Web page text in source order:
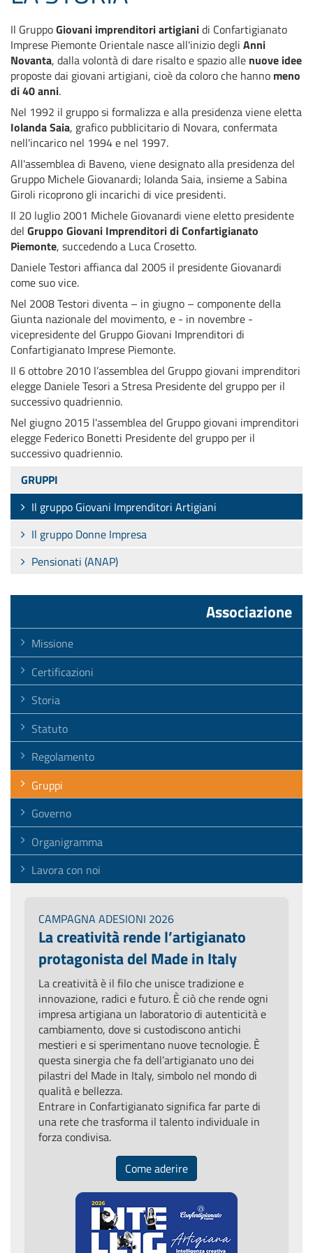
Il GruppoGiovani imprenditori artigianidi Confartigianato
Imprese Piemonte Orientale nasce all'inizio degli Anni
Novanta, dalla volontà di dare risalto e spazio alle nuove idee
proposte dai giovani artigiani, cioè da coloro che hanno meno
di 40 anni.
Nel 1992 il gruppo si formalizza e alla presidenza viene eletta
Iolanda Saia, grafico pubblicitario di Novara, confermata
nell'incarico nel 1994 e nel 1997.
All'assemblea di Baveno, viene designato alla presidenza del
Gruppo Michele Giovanardi; Iolanda Saia, insieme a Sabina
Giroli ricoprono gli incarichi di vice presidenti.
Il 20 luglio 2001 Michele Giovanardi viene eletto presidente
del Gruppo Giovani Imprenditori di Confartigianato
Piemonte, succedendo a Luca Crosetto.
Daniele Testori affianca dal 2005 il presidente Giovanardi
come suo vice.
Nel 2008 Testori diventa – in giugno – componente della
Giunta nazionale del movimento, e - in novembre -
vicepresidente del Gruppo Giovani Imprenditori di
Confartigianato Imprese Piemonte.
Il 6 ottobre 2010 l’assemblea del Gruppo giovani imprenditori
elegge Daniele Tesori a Stresa Presidente del gruppo per il
successivo quadriennio.
Nel giugno 2015 l'assemblea del Gruppo giovani imprenditori
elegge Federico Bonetti Presidente del gruppo per il
successivo quadriennio.
GRUPPI
Il gruppo Giovani Imprenditori Artigiani
Il gruppo Donne Impresa
Pensionati (ANAP)
Associazione
Missione
Certificazioni
Storia
Statuto
Regolamento
Gruppi
Governo
Organigramma
Lavora con noi
CAMPAGNA ADESIONI 2026
La creatività rende l’artigianato
protagonista del Made in Italy
La creatività è il filo che unisce tradizione e
innovazione, radici e futuro. È ciò che rende ogni
impresa artigiana un laboratorio di autenticità e
cambiamento, dove si custodiscono antichi
mestieri e si sperimentano nuove tecnologie. È
questa sinergia che fa dell’artigianato uno dei
pilastri del Made in Italy, simbolo nel mondo di
qualità e bellezza.
Entrare in Confartigianato significa far parte di
una rete che trasforma il talento individuale in
forza condivisa.
Come aderire